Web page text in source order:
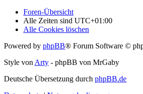
Foren-Übersicht
Alle Zeiten sind UTC+01:00
Alle Cookies löschen
Powered by phpBB® Forum Software ©
Style von Arty - phpBB von MrGaby
Deutsche Übersetzung durch phpBB.de